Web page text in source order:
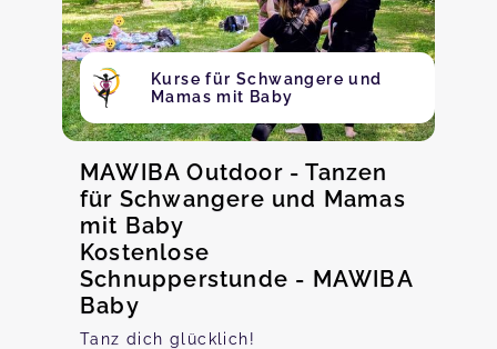
Kurse für Schwangere und
Mamas mit Baby
MAWIBA Outdoor - Tanzen
für Schwangere und Mamas
mit Baby
Kostenlose
Schnupperstunde - MAWIBA
Baby
Tanz dich glücklich!